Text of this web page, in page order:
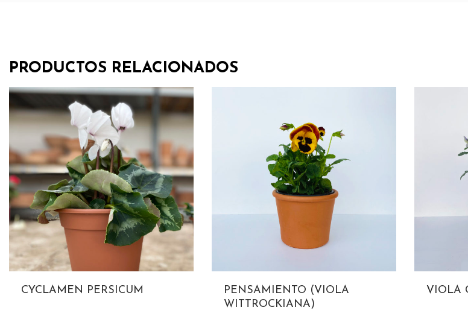
PRODUCTOS RELACIONADOS
CYCLAMEN PERSICUM
PENSAMIENTO (VIOLA
WITTROCKIANA)
VIOLA